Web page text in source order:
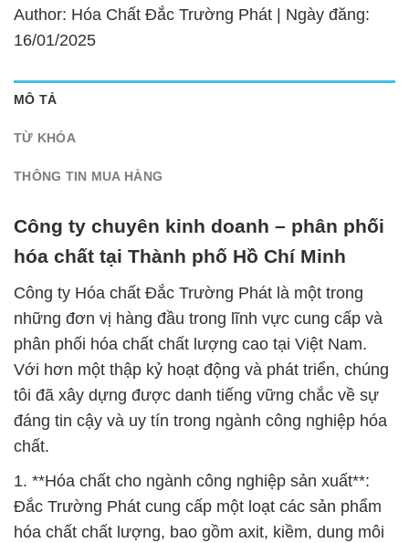
Author: Hóa Chất Đắc Trường Phát | Ngày đăng:
16/01/2025
MÔ TẢ
TỪ KHÓA
THÔNG TIN MUA HÀNG
Công ty chuyên kinh doanh – phân phối
hóa chất tại Thành phố Hồ Chí Minh
Công ty Hóa chất Đắc Trường Phát là một trong
những đơn vị hàng đầu trong lĩnh vực cung cấp và
phân phối hóa chất chất lượng cao tại Việt Nam.
Với hơn một thập kỷ hoạt động và phát triển, chúng
tôi đã xây dựng được danh tiếng vững chắc về sự
đáng tin cậy và uy tín trong ngành công nghiệp hóa
chất.
1. **Hóa chất cho ngành công nghiệp sản xuất**:
Đắc Trường Phát cung cấp một loạt các sản phẩm
hóa chất chất lượng, bao gồm axit, kiềm, dung môi